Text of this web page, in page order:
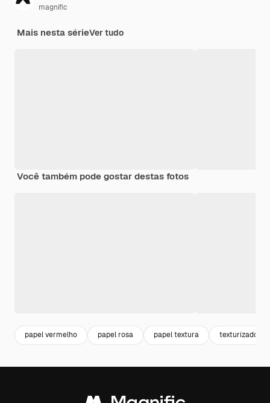
magnific
Mais nesta sérieVer tudo
Você também pode gostar destas fotos
papel vermelho papel rosa papel textura texturizado